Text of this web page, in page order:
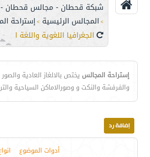
شبكة قحطان - مجالس قحطان -
> المجالس الرئيسية >إستراحة
الجغرافيا اللغوية واللغة
إستراحة المجالس يختص بالالغاز العادية
والفرفشة والنكت و وصورالاماكن السياحية
أدوات الموضوع